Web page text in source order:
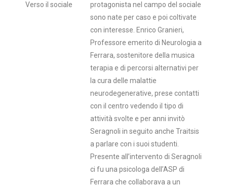
Verso il sociale
protagonista nel campo del sociale
sono nate per caso e poi coltivate
con interesse. Enrico Granieri,
Professore emerito di Neurologia a
Ferrara, sostenitore della musica
terapia e di percorsi alternativi per
la cura delle malattie
neurodegenerative, prese contatti
con il centro vedendo il tipo di
attività svolte e per anni invitò
Seragnoli in seguito anche Traitsis
a parlare con i suoi studenti.
Presente all’intervento di Seragnoli
ci fu una psicologa dell’ASP di
Ferrara che collaborava a un